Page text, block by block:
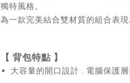
獨特風格。
為一款完美結合雙材質的組合表現.
【 背包特點 】
大容量的開口設計 . 電腦保護